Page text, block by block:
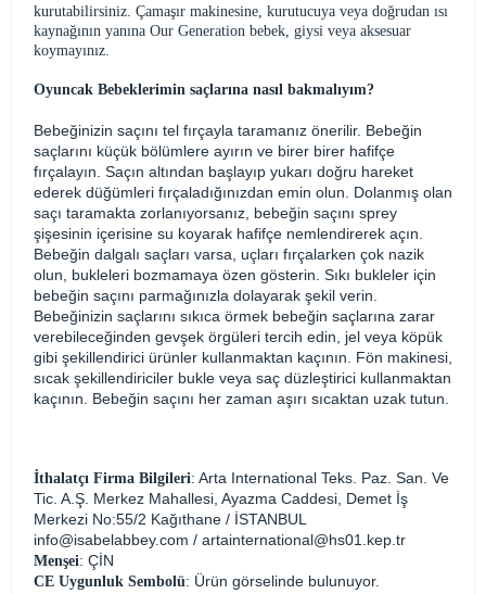
kurutabilirsiniz. Çamaşır makinesine, kurutucuya veya doğrudan ısı
kaynağının yanına Our Generation bebek, giysi veya aksesuar
koymayınız.
Oyuncak Bebeklerimin saçlarına nasıl bakmalıyım?
Bebeğinizin saçını tel fırçayla taramanız önerilir. Bebeğin
saçlarını küçük bölümlere ayırın ve birer birer hafifçe
fırçalayın. Saçın altından başlayıp yukarı doğru hareket
ederek düğümleri fırçaladığınızdan emin olun. Dolanmış olan
saçı taramakta zorlanıyorsanız, bebeğin saçını sprey
şişesinin içerisine su koyarak hafifçe nemlendirerek açın.
Bebeğin dalgalı saçları varsa, uçları fırçalarken çok nazik
olun, bukleleri bozmamaya özen gösterin. Sıkı bukleler için
bebeğin saçını parmağınızla dolayarak şekil verin.
Bebeğinizin saçlarını sıkıca örmek bebeğin saçlarına zarar
verebileceğinden gevşek örgüleri tercih edin, jel veya köpük
gibi şekillendirici ürünler kullanmaktan kaçının. Fön makinesi,
sıcak şekillendiriciler bukle veya saç düzleştirici kullanmaktan
kaçının. Bebeğin saçını her zaman aşırı sıcaktan uzak tutun.
İthalatçı Firma Bilgileri: Arta International Teks. Paz. San. Ve
Tic. A.Ş. Merkez Mahallesi, Ayazma Caddesi, Demet İş
Merkezi No:55/2 Kağıthane / İSTANBUL
info@isabelabbey.com / artainternational@hs01.kep.tr
Menşei: ÇİN
CE Uygunluk Sembolü: Ürün görselinde bulunuyor.